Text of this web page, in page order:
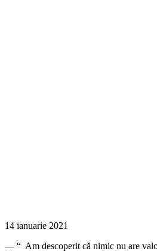
14 ianuarie 2021
— “ Am descoperit că nimic nu are